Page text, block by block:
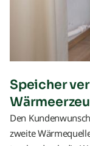
Speicher
Den
zweite